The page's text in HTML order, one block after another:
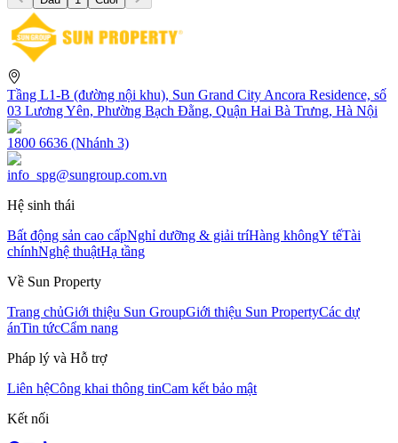
Tầng L1-B (đường nội khu), Sun Grand City Ancora Residence, số
03 Lương Yên, Phường Bạch Đằng, Quận Hai Bà Trưng, Hà Nội
1800 6636 (Nhánh 3)
info_spg@sungroup.com.vn
Hệ sinh thái
Bất động sản cao cấpNghỉ dưỡng & giải tríHàng khôngY tếTài
chínhNghệ thuậtHạ tầng
Về Sun Property
Trang chủGiới thiệu Sun GroupGiới thiệu Sun PropertyCác dự
ánTin tứcCẩm nang
Pháp lý và Hỗ trợ
Liên hệCông khai thông tinCam kết bảo mật
Kết nối